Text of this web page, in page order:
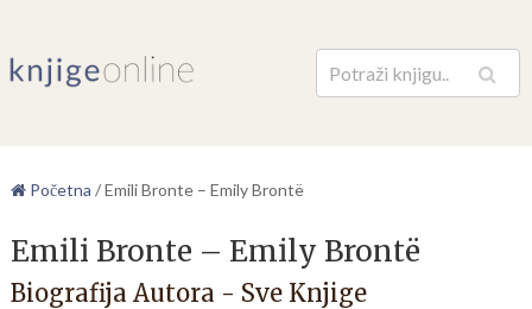
Pretraga
Početna /Emili Bronte – Emily Brontë
Emili Bronte – Emily Brontë
Biografija Autora - Sve Knjige